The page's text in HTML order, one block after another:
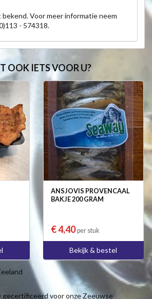
Voor meer informatie neem
- 574318.
OOK IETS VOOR U?
ANSJOVIS PROVENCAAL
BAKJE 200 GRAM
€ 4,40per stuk
Bekijk & bestel
voor onze Zeeuwse